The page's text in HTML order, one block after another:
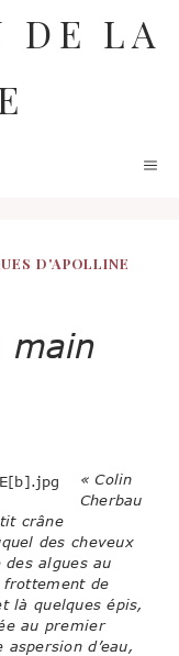
DE LA
D'APOLLINE
main
« Colin
Cherbau
crâne
des cheveux
algues au
de
là quelques épis,
au premier
d’eau,